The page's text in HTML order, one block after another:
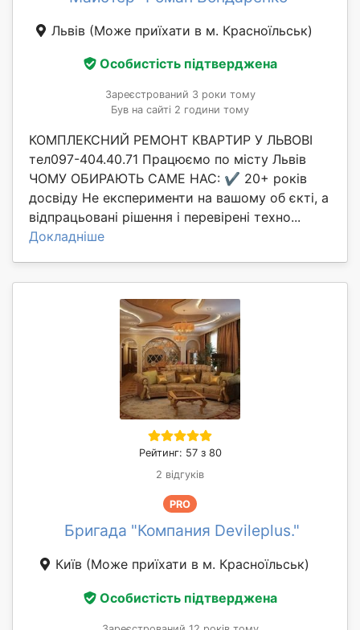
Львів (Може приїхати в м. Красноїльськ)
Особистість підтверджена
Зареєстрований 3 роки тому
Був на сайті 2 години тому
КОМПЛЕКСНИЙ РЕМОНТ КВАРТИР У ЛЬВОВІ
тел097-404.40.71 Працюємо по місту Львів
ЧОМУ ОБИРАЮТЬ САМЕ НАС: ✔️ 20+ років
досвіду Не експерименти на вашому об єкті, а
відпрацьовані рішення і перевірені техно...
Докладніше
Рейтинг: 57 з 80
2 відгуків
PRO
Бригада "Компания Devileplus."
Київ (Може приїхати в м. Красноїльськ)
Особистість підтверджена